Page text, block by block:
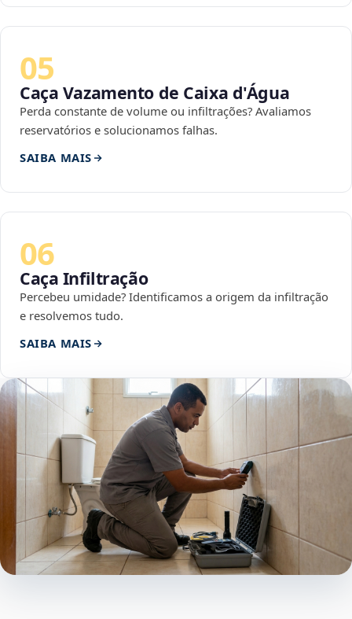
05
Caça Vazamento de Caixa d'Água
Perda constante de volume ou infiltrações? Avaliamos
reservatórios e solucionamos falhas.
SAIBA MAIS
06
Caça Infiltração
Percebeu umidade? Identificamos a origem da infiltração
e resolvemos tudo.
SAIBA MAIS